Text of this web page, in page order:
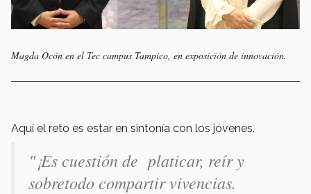
Magda Ocón en el Tec campus Tampico, en exposición de innovación.
Aquí el reto es estar en sintonía con los jóvenes.
"¡Es cuestión de platicar, reír y
sobretodo compartir vivencias.